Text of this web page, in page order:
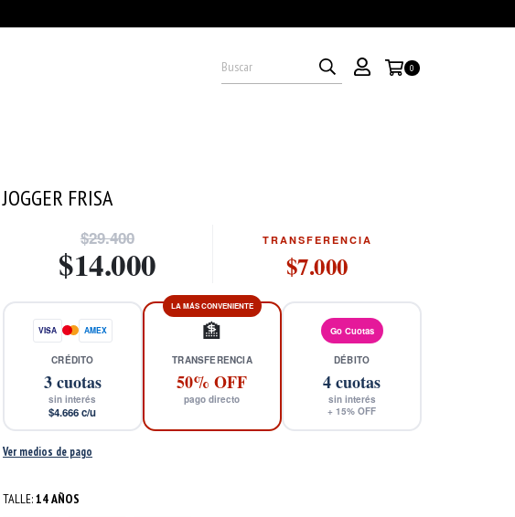
0
JOGGER FRISA
$29.400
$14.000
TRANSFERENCIA
$7.000
VISA AMEX
CRÉDITO
3cuotas
sin interés
$4.666c/u
LA MÁS CONVENIENTE
🏦
TRANSFERENCIA
50% OFF
pago directo
Go Cuotas
DÉBITO
4cuotas
sin interés
+15% OFF
Ver medios de pago
TALLE:14 AÑOS